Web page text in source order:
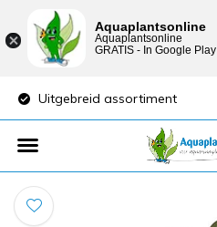
Uitgebreid assortiment
Aquaplantsonline
Aquaplantsonline
GRATIS - In Google Play